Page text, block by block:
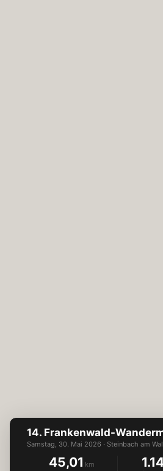
14. Frankenwald-
Samstag, 30. Mai 2026 · Steinbach am
45,01 km